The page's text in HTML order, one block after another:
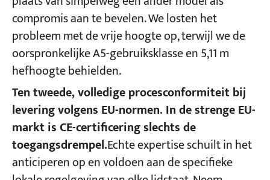
compromis aan te bevelen. We losten het
probleem met de vrije hoogte op, terwijl we de
oorspronkelijke A5-gebruiksklasse en 5,11 m
hefhoogte behielden.
Ten tweede, volledige procesconformiteit bij
levering volgens EU-normen. In de strenge EU-
markt is CE-certificering slechts de
toegangsdrempel.Echte expertise schuilt in het
anticiperen op en voldoen aan de specifieke